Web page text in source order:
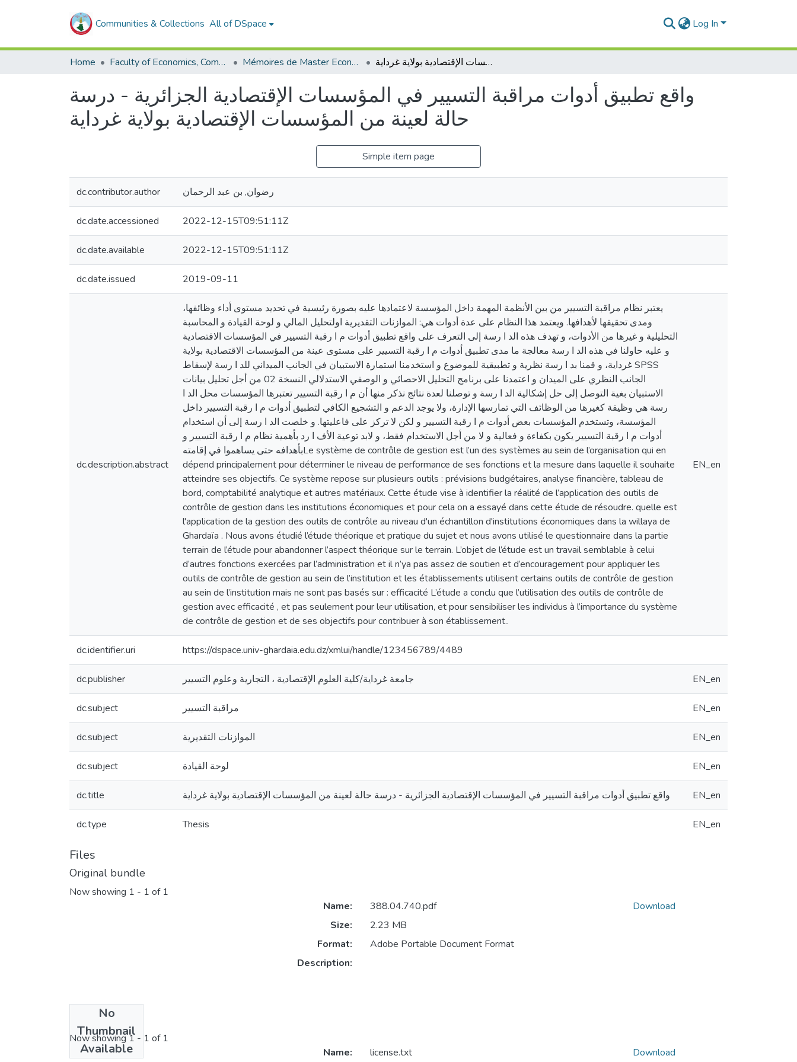
Communities & Collections All of DSpace Log In
Home Faculty of Economics, Commercial Sciences and Management Sciences Mémoires de Master Economie واقع تطبيق أدوات مراقبة التسيير في المؤسسات الإقتصادية الجزائرية - درسة حالة لعينة من المؤسسات الإقتصادية بولاية غرداية
واقع تطبيق أدوات مراقبة التسيير في المؤسسات الإقتصادية الجزائرية - درسة
حالة لعينة من المؤسسات الإقتصادية بولاية غرداية
Simple item page
dc.contributor.author رضوان, بن عبد الرحمان
dc.date.accessioned 2022-12-15T09:51:11Z
dc.date.available 2022-12-15T09:51:11Z
dc.date.issued 2019-09-11
dc.description.abstract
يعتبر نظام مراقبة التسيير من بين الأنظمة المهمة داخل المؤسسة لاعتمادها عليه بصورة رئيسية في تحديد مستوى أداء وظائفها،
ومدى تحقيقها لأهدافها. ويعتمد هذا النظام على عدة أدوات هي: الموازنات التقديرية اولتحليل المالي و لوحة القيادة و المحاسبة
التحليلية و غيرها من الأدوات، و تهدف هذه الد ا رسة إلى التعرف على واقع تطبيق أدوات م ا رقبة التسيير في المؤسسات الاقتصادية
و عليه حاولنا في هذه الد ا رسة معالجة ما مدى تطبيق أدوات م ا رقبة التسيير على مستوى عينة من المؤسسات الاقتصادية بولاية
غرداية، و قمنا بد ا رسة نظرية و تطبيقية للموضوع و استخدمنا استمارة الاستبيان في الجانب الميداني للد ا رسة لإسقاط SPSS
الجانب النظري على الميدان و اعتمدنا على برنامج التحليل الاحصائي و الوصفي الاستدلالي النسخة 02 من أجل تحليل بيانات
الاستبيان بغية التوصل إلى حل إشكالية الد ا رسة و توصلنا لعدة نتائج نذكر منها أن م ا رقبة التسيير تعتبرها المؤسسات محل الد ا
رسة هي وظيفة كغيرها من الوظائف التي تمارسها الإدارة، ولا يوجد الدعم و التشجيع الكافي لتطبيق أدوات م ا رقبة التسيير داخل
المؤسسة، وتستخدم المؤسسات بعض أدوات م ا رقبة التسيير و لكن لا تركز على فاعليتها. و خلصت الد ا رسة إلى أن استخدام
أدوات م ا رقبة التسيير يكون بكفاءة و فعالية و لا من أجل الاستخدام فقط، و لابد توعية الأف ا رد بأهمية نظام م ا رقبة التسيير و
بأهدافه حتى يساهموا في إقامتهLe système de contrôle de gestion est l’un des systèmes au sein de l’organisation qui en
dépend principalement pour déterminer le niveau de performance de ses fonctions et la mesure dans laquelle il souhaite
atteindre ses objectifs. Ce système repose sur plusieurs outils : prévisions budgétaires, analyse financière, tableau de
bord, comptabilité analytique et autres matériaux. Cette étude vise à identifier la réalité de l’application des outils de
contrôle de gestion dans les institutions économiques et pour cela on a essayé dans cette étude de résoudre. quelle est
l'application de la gestion des outils de contrôle au niveau d'un échantillon d'institutions économiques dans la willaya de
Ghardaïa . Nous avons étudié l’étude théorique et pratique du sujet et nous avons utilisé le questionnaire dans la partie
terrain de l’étude pour abandonner l’aspect théorique sur le terrain. L’objet de l’étude est un travail semblable à celui
d’autres fonctions exercées par l’administration et il n’ya pas assez de soutien et d’encouragement pour appliquer les
outils de contrôle de gestion au sein de l’institution et les établissements utilisent certains outils de contrôle de gestion
au sein de l’institution mais ne sont pas basés sur : efficacité L’étude a conclu que l’utilisation des outils de contrôle de
gestion avec efficacité , et pas seulement pour leur utilisation, et pour sensibiliser les individus à l’importance du système
de contrôle de gestion et de ses objectifs pour contribuer à son établissement..
EN_en
dc.identifier.uri https://dspace.univ-ghardaia.edu.dz/xmlui/handle/123456789/4489
dc.publisher جامعة غرداية/كلية العلوم الإقتصادية ، التجارية وعلوم التسيير EN_en
dc.subject مراقبة التسيير EN_en
dc.subject الموازنات التقديرية EN_en
dc.subject لوحة القيادة EN_en
dc.title واقع تطبيق أدوات مراقبة التسيير في المؤسسات الإقتصادية الجزائرية - درسة حالة لعينة من المؤسسات الإقتصادية بولاية غرداية EN_en
dc.type Thesis EN_en
Files
Original bundle
Now showing 1 - 1 of 1
No
Thumbnail
Available
Name:
388.04.740.pdf
Size:
2.23 MB
Format:
Adobe Portable Document Format
Description:
Download
License bundle
Now showing1 - 1 of 1
Name:
license.txt Download